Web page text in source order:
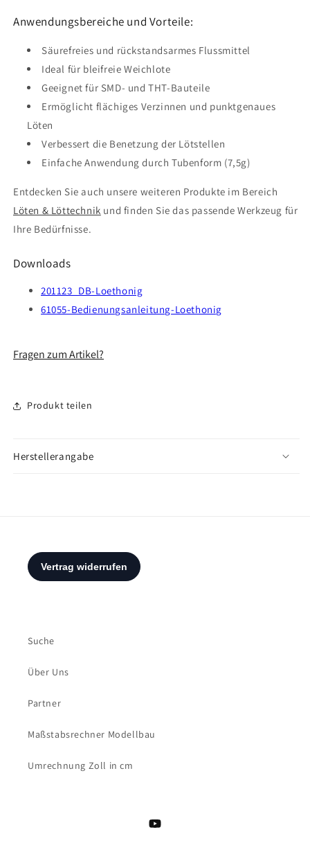
Anwendungsbereiche und Vorteile:
Säurefreies und rückstandsarmes Flussmittel
Ideal für bleifreie Weichlote
Geeignet für SMD- und THT-Bauteile
Ermöglicht flächiges Verzinnen und punktgenaues
Löten
Verbessert die Benetzung der Lötstellen
Einfache Anwendung durch Tubenform (7,5g)
Entdecken Sie auch unsere weiteren Produkte im Bereich
Löten & Löttechnik und finden Sie das passende Werkzeug für
Ihre Bedürfnisse.
Downloads
201123_DB-Loethonig
61055-Bedienungsanleitung-Loethonig
Fragen zum Artikel?
Produkt teilen
Herstellerangabe
Suche
Über Uns
Partner
Maßstabsrechner Modellbau
Umrechnung Zoll in cm
YouTube